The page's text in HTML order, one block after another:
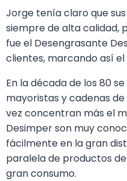
Jorge tenía claro que
siempre de alta calidad,
fue el Desengrasante
clientes, marcando así
En la década de los 80
mayoristas y cadenas
vez concentran más el
Desimper son muy
fácilmente en la gran
paralela de productos
gran consumo.